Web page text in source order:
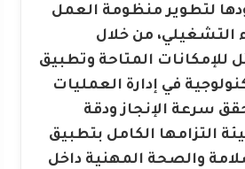
لتطوير منظومة العمل
التشغيلي، من خلال
للإمكانات المتاحة وتطبيق
في إدارة العمليات
سرعة الإنجاز ودقة
التزامها الكامل بتطبيق
والصحة المهنية داخل